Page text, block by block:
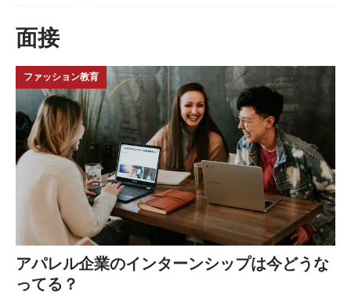
面接
ファッション教育
アパレル企業のインターンシップは今どうな
ってる？